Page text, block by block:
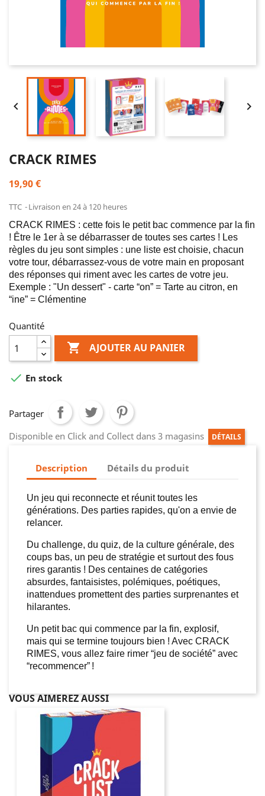
 
CRACK RIMES
19,90 €
TTC Livraison en 24 à 120 heures
CRACK RIMES : cette fois le petit bac commence par la fin
! Être le 1er à se débarrasser de toutes ses cartes ! Les
règles du jeu sont simples : une liste est choisie, chacun
votre tour, débarrassez-vous de votre main en proposant
des réponses qui riment avec les cartes de votre jeu.
Exemple : "Un dessert" - carte “on” = Tarte au citron, en
“ine” = Clémentine
Quantité
 AJOUTER AU PANIER
 En stock
Partager
Disponible en Click and Collect dans 3 magasins
DÉTAILS
Description Détails du produit
Un jeu qui reconnecte et réunit toutes les
générations. Des parties rapides, qu'on a envie de
relancer.
Du challenge, du quiz, de la culture générale, des
coups bas, un peu de stratégie et surtout des fous
rires garantis ! Des centaines de catégories
absurdes, fantaisistes, polémiques, poétiques,
inattendues promettent des parties surprenantes et
hilarantes.
Un petit bac qui commence par la fin, explosif,
mais qui se termine toujours bien ! Avec CRACK
RIMES, vous allez faire rimer “jeu de société” avec
“recommencer” !
VOUS AIMEREZ AUSSI